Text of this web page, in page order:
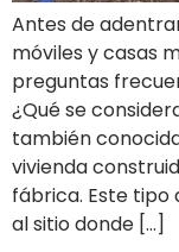
Antes de
móviles y casas
preguntas
¿Qué se
también
vivienda
fábrica. Este
al sitio donde […]